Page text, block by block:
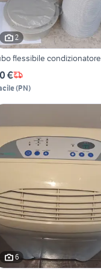
2
flessibile condizionatore
€
(PN)
6